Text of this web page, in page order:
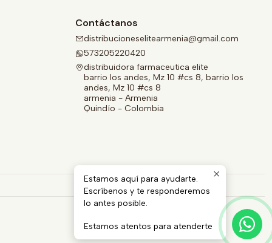
Contáctanos
distribucioneselitearmenia@gmail.com
573205220420
distribuidora farmaceutica elite
barrio los andes, Mz 10 #cs 8, barrio los
andes, Mz 10 #cs 8
armenia - Armenia
Quindío - Colombia
Estamos aquí para ayudarte.
Escríbenos y te responderemos
lo antes posible.
Estamos atentos para atenderte